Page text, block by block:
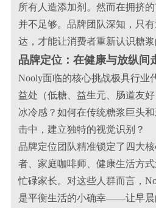
所有人造添加剂。然而在拥挤
并不足够。品牌团队深知，只
达，才能让消费者重新认识糖浆
品牌定位：在健康与放纵间
Nooly面临的核心挑战极具行业
益处（低糖、益生元、肠道友
冰冷感？如何在传统糖浆巨头
击中，建立独特的视觉识别？
品牌定位团队精准锁定了四大
者、家庭咖啡师、健康生活方
忙碌家长。对这些人群而言，
是平衡生活的小确幸——让早晨